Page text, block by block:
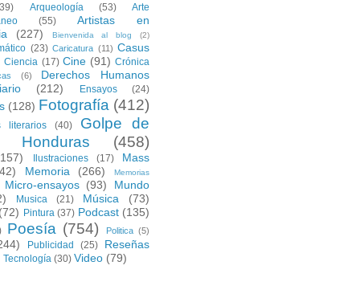
Arqueología (53)
Arte
(55)
Artistas en
(227) Bienvenida al blog (2)
(23) Caricatura (11) Casus
Ciencia (17) Cine (91) Crónica
(6)
Derechos Humanos
(212) Ensayos (24)
(128) Fotografía (412)
literarios (40)
Golpe de
Honduras
(458)
Ilustraciones (17)
Mass
Memoria (266)
Memorias
Micro-ensayos (93)
Mundo
Musica (21) Música
(73)
(72) Pintura (37) Podcast (135)
Poesía (754) Politica (5)
Publicidad (25)
Reseñas
Tecnología (30) Video (79)